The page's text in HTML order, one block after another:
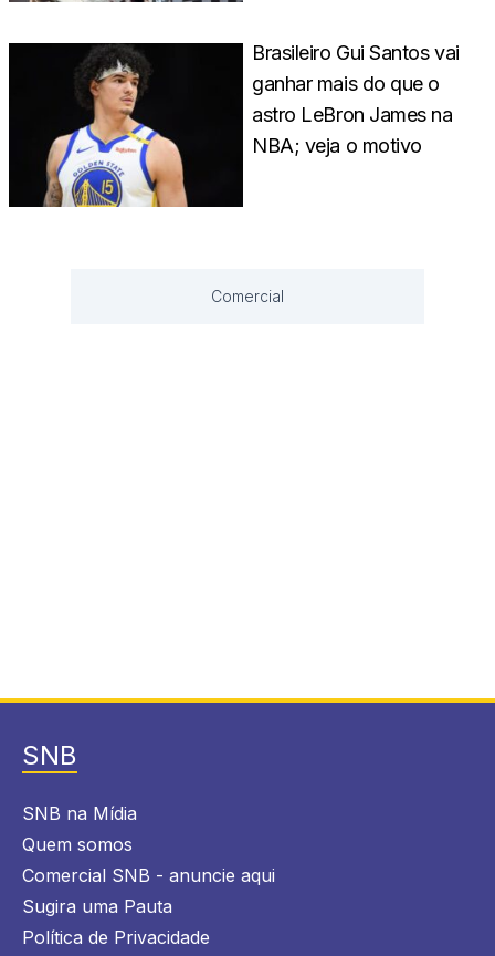
Brasileiro Gui Santos vai
ganhar mais do que o
astro LeBron James na
NBA; veja o motivo
Comercial
SNB
SNB na Mídia
Quem somos
Comercial SNB - anuncie aqui
Sugira uma Pauta
Política de Privacidade